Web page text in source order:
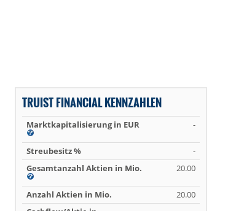
TRUIST FINANCIAL KENNZAHLEN
Marktkapitalisierung in EUR -
Streubesitz %
-
Gesamtanzahl Aktien in Mio.
20.00
Anzahl Aktien in Mio.
20.00